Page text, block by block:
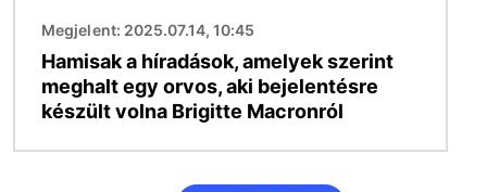
Megjelent: 2025.07.14, 10:45
Hamisak a híradások, amelyek szerint
meghalt egy orvos, aki bejelentésre
készült volna Brigitte Macronról